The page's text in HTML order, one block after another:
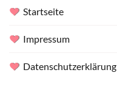
Startseite
Impressum
Datenschutzerklärung